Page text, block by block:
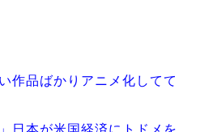
作品ばかりアニメ化してて
日本が米国経済にトドメを